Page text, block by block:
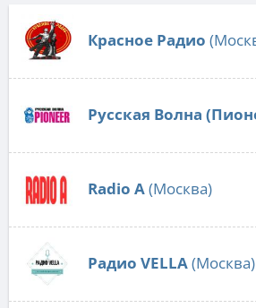
Красное Радио
Русская Волна
Radio А(Москва)
Радио VELLA(Москва)